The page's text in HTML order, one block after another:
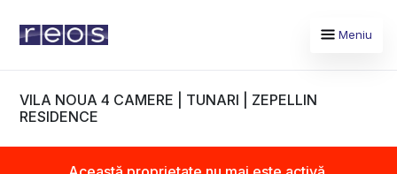
Meniu
VILA NOUA 4 CAMERE | TUNARI | ZEPELLIN
RESIDENCE